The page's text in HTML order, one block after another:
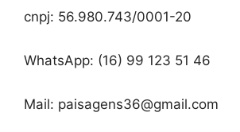
cnpj: 56.980.743/0001-20
WhatsApp: (16) 99 123 51 46
Mail: paisagens36@gmail.com